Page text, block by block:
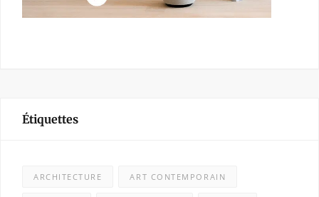
Étiquettes
ARCHITECTURE ART CONTEMPORAIN